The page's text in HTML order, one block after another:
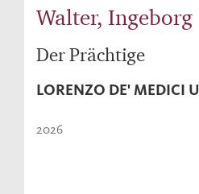
Walter, Ingeborg
Der Prächtige
LORENZO DE' MEDICI
2026